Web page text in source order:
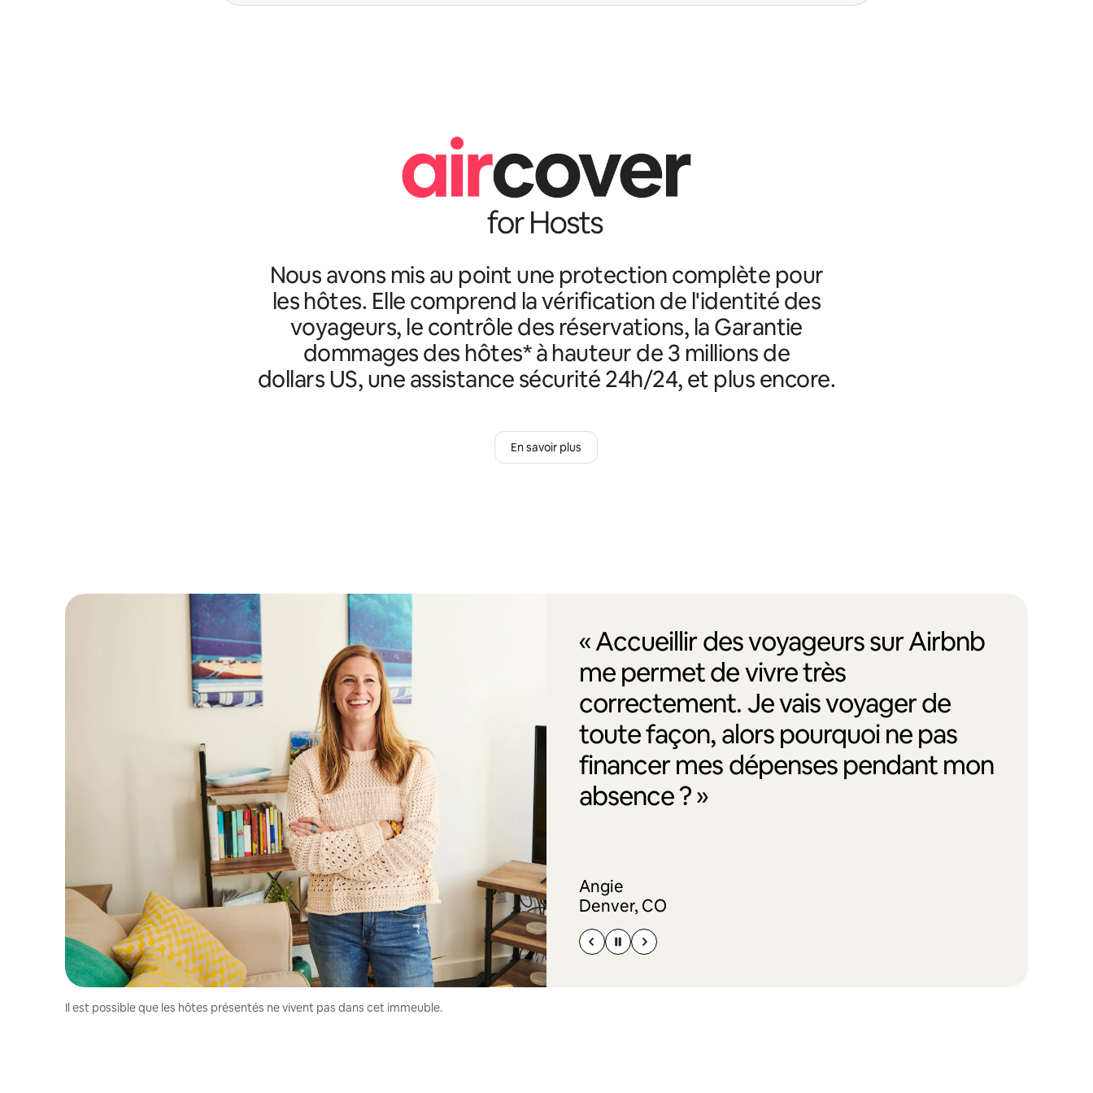
Nous avons mis au point une protection complète pour
les hôtes. Elle comprend la vérification de l'identité des
voyageurs, le contrôle des réservations, la Garantie
dommages des hôtes* à hauteur de 3 millions de
dollars US, une assistance sécurité 24h/24, et plus encore.
En savoir plus
« Accueillir des voyageurs sur Airbnb
me permet de vivre très
correctement. Je vais voyager de
toute façon, alors pourquoi ne pas
financer mes dépenses pendant mon
absence ? »
Angie
Denver, CO
Il est possible que les hôtes présentés ne vivent pas dans cet immeuble.